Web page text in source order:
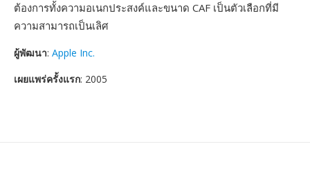
ต้องการทั้งความอเนกประสงค์และขนาด CAF เป็นตัวเลือกที่มี
ความสามารถเป็นเลิศ
ผู้พัฒนา: Apple Inc.
เผยแพร่ครั้งแรก: 2005